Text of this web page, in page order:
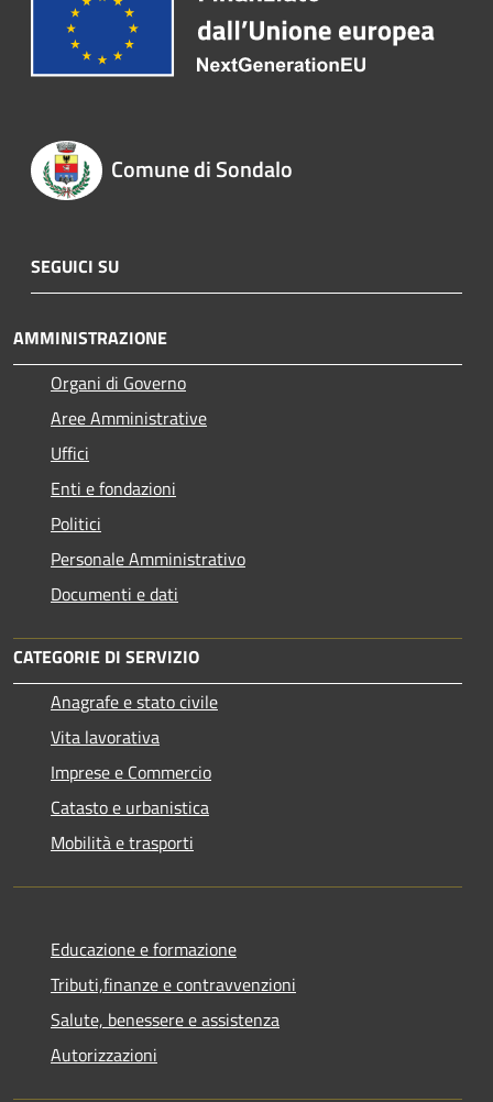
Comune di Sondalo
SEGUICI SU
AMMINISTRAZIONE
Organi di Governo
Aree Amministrative
Uffici
Enti e fondazioni
Politici
Personale Amministrativo
Documenti e dati
CATEGORIE DI SERVIZIO
Anagrafe e stato civile
Vita lavorativa
Imprese e Commercio
Catasto e urbanistica
Mobilità e trasporti
Educazione e formazione
Tributi,finanze e contravvenzioni
Salute, benessere e assistenza
Autorizzazioni